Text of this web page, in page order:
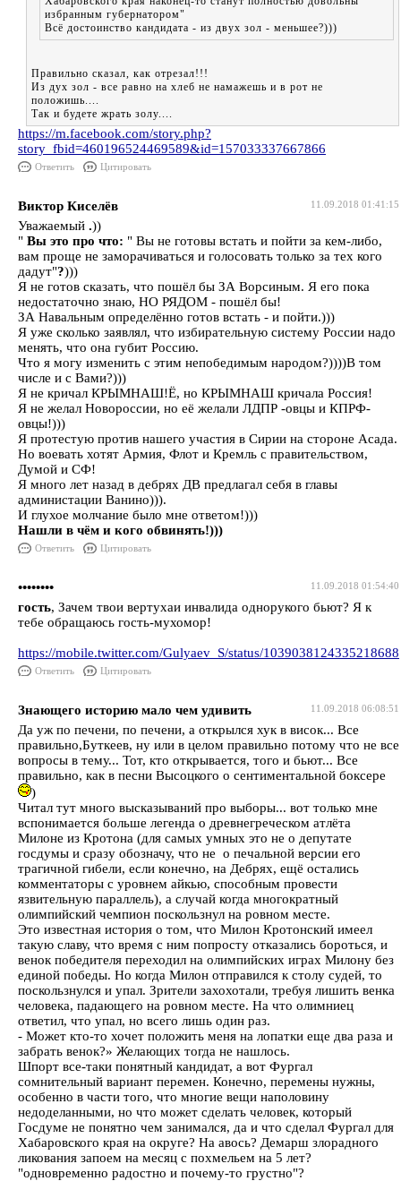
избранным губернатором"
Всё достоинство кандидата - из двух зол - меньшее?)))
Правильно сказал, как отрезал!!!
Из дух зол - все равно на хлеб не намажешь и в рот не
положишь....
Так и будете жрать золу....
https://m.facebook.com/story.php?
story_fbid=460196524469589&id=157033337667866
Ответить Цитировать
11.09.2018 01:41:15
Виктор Киселёв
Уважаемый .))
" Вы это про что: " Вы не готовы встать и пойти за кем-либо,
вам проще не заморачиваться и голосовать только за тех кого
дадут"?)))
Я не готов сказать, что пошёл бы ЗА Ворсиным. Я его пока
недостаточно знаю, НО РЯДОМ - пошёл бы!
ЗА Навальным определённо готов встать - и пойти.)))
Я уже сколько заявлял, что избирательную систему России надо
менять, что она губит Россию.
Что я могу изменить с этим непобедимым народом?))))В том
числе и с Вами?)))
Я не кричал КРЫМНАШ!Ё, но КРЫМНАШ кричала Россия!
Я не желал Новороссии, но её желали ЛДПР -овцы и КПРФ-
овцы!)))
Я протестую против нашего участия в Сирии на стороне Асада.
Но воевать хотят Армия, Флот и Кремль с правительством,
Думой и СФ!
Я много лет назад в дебрях ДВ предлагал себя в главы
администации Ванино))).
И глухое молчание было мне ответом!)))
Нашли в чём и кого обвинять!)))
Ответить Цитировать
11.09.2018 01:54:40
••••••••
гость, Зачем твои вертухаи инвалида однорукого бьют? Я к
тебе обращаюсь гость-мухомор!
https://mobile.twitter.com/Gulyaev_S/status/1039038124335218688
Ответить Цитировать
11.09.2018 06:08:51
Знающего историю мало чем удивить
Да уж по печени, по печени, а открылся хук в висок... Все
правильно,Буткеев, ну или в целом правильно потому что не все
вопросы в тему... Тот, кто открывается, того и бьют... Все
правильно, как в песни Высоцкого о сентиментальной боксере
)
Читал тут много высказываний про выборы... вот только мне
вспонимается больше легенда о древнегреческом атлёта
Милоне из Кротона (для самых умных это не о депутате
госдумы и сразу обозначу, что не о печальной версии его
трагичной гибели, если конечно, на Дебрях, ещё остались
комментаторы с уровнем айкью, способным провести
язвительную параллель), а случай когда многократный
олимпийский чемпион поскользнул на ровном месте.
Это известная история о том, что Милон Кротонский имеел
такую славу, что время с ним попросту отказались бороться, и
венок победителя переходил на олимпийских играх Милону без
единой победы. Но когда Милон отправился к столу судей, то
поскользнулся и упал. Зрители захохотали, требуя лишить венка
человека, падающего на ровном месте. На что олимниец
ответил, что упал, но всего лишь один раз.
- Может кто-то хочет положить меня на лопатки еще два раза и
забрать венок?» Желающих тогда не нашлось.
Шпорт все-таки понятный кандидат, а вот Фургал
сомнительный вариант перемен. Конечно, перемены нужны,
особенно в части того, что многие вещи наполовину
недоделанными, но что может сделать человек, который
Госдуме не понятно чем занимался, да и что сделал Фургал для
Хабаровского края на округе? На авось? Демарш злорадного
ликования запоем на месяц с похмельем на 5 лет?
"одновременно радостно и почему-то грустно"?